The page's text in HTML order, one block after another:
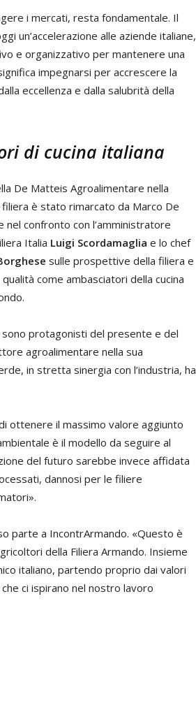
i mercati, resta fondamentale. Il
un’accelerazione alle aziende italiane,
e organizzativo per mantenere una
impegnarsi per accrescere la
eccellenza e dalla salubrità della
di cucina italiana
De Matteis Agroalimentare nella
è stato rimarcato da Marco De
nel confronto con l’amministratore
Italia Luigi Scordamaglia e lo chef
sulle prospettive della filiera e
come ambasciatori della cucina
protagonisti del presente e del
agroalimentare nella sua
in stretta sinergia con l’industria, ha
ottenere il massimo valore aggiunto
è il modello da seguire al
del futuro sarebbe invece affidata
dannosi per le filiere
parte a IncontrArmando. «Questo è
della Filiera Armando. Insieme
italiano, partendo proprio dai valori
ci ispirano nel nostro lavoro